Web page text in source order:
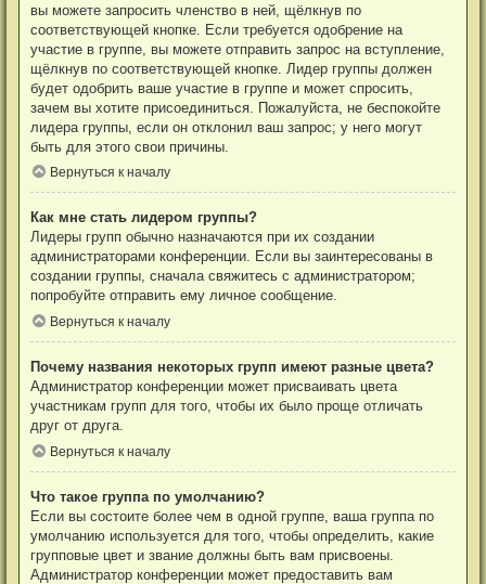
вы можете запросить членство в ней, щёлкнув по
соответствующей кнопке. Если требуется одобрение на
участие в группе, вы можете отправить запрос на вступление,
щёлкнув по соответствующей кнопке. Лидер группы должен
будет одобрить ваше участие в группе и может спросить,
зачем вы хотите присоединиться. Пожалуйста, не беспокойте
лидера группы, если он отклонил ваш запрос; у него могут
быть для этого свои причины.
Вернуться к началу
Как мне стать лидером группы?
Лидеры групп обычно назначаются при их создании
администраторами конференции. Если вы заинтересованы в
создании группы, сначала свяжитесь с администратором;
попробуйте отправить ему личное сообщение.
Вернуться к началу
Почему названия некоторых групп имеют разные цвета?
Администратор конференции может присваивать цвета
участникам групп для того, чтобы их было проще отличать
друг от друга.
Вернуться к началу
Что такое группа по умолчанию?
Если вы состоите более чем в одной группе, ваша группа по
умолчанию используется для того, чтобы определить, какие
групповые цвет и звание должны быть вам присвоены.
Администратор конференции может предоставить вам